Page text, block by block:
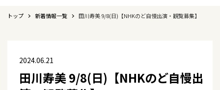
トップ 新着情報一覧 田川寿美 9/8(日)【NHKのど自慢出演・観覧募集】
2024.06.21
田川寿美 9/8(日)【NHKのど自慢出